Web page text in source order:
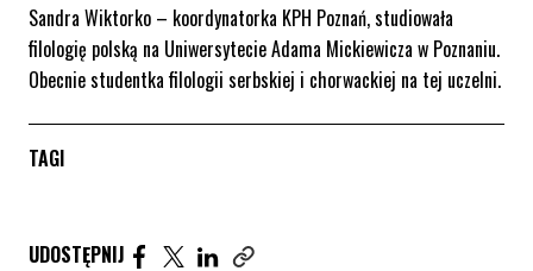
Sandra Wiktorko – koordynatorka KPH Poznań, studiowała
filologię polską na Uniwersytecie Adama Mickiewicza w Poznaniu.
Obecnie studentka filologii serbskiej i chorwackiej na tej uczelni.
TAGI
UDOSTĘPNIJ Udostępnij artykuł na Facebook. Strona otwiera się
Udostępnij artykuł na Twitter. Strona otwiera
Udostępnij artykuł na Linkedin. Strona